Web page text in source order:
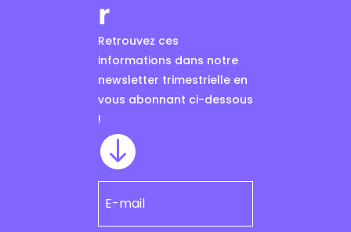
r
Retrouvez ces
informations dans notre
newsletter trimestrielle en
vous abonnant ci-dessous
!
